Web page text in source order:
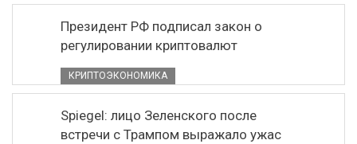
Президент РФ подписал закон о
регулировании криптовалют
КРИПТОЭКОНОМИКА
Spiegel: лицо Зеленского после
встречи с Трампом выражало ужас